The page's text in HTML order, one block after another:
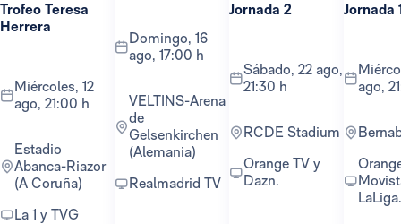
Trofeo Teresa
Herrera
miércoles, 12
ago, 21:00 h
Estadio
Abanca-Riazor
(A Coruña)
La 1 y TVG
domingo, 16
ago, 17:00 h
VELTINS-Arena
de
Gelsenkirchen
(Alemania)
Realmadrid TV
Jornada 2
sábado, 22 ago,
21:30 h
RCDE Stadium
Orange TV y
Dazn.
Jornada
miércoles, 26
ago,
Orange TV y
LaLiga.